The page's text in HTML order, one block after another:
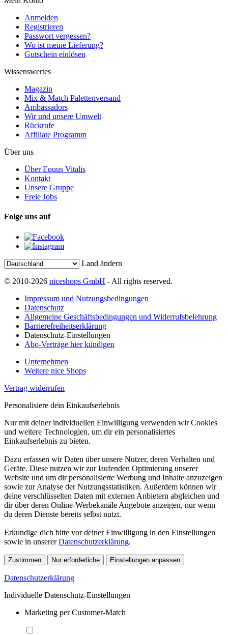
Anmelden
Registrieren
Passwort vergessen?
Wo ist meine Lieferung?
Gutschein einlösen
Wissenswertes
Magazin
Mix & Match Palettenversand
Ambassadors
Wir und unsere Umwelt
Rückrufe
Affiliate Programm
Über uns
Über Equus Vitalis
Kontakt
Unsere Gruppe
Freie Jobs
Folge uns auf
Land ändern
© 2010-2026 niceshops GmbH - All rights reserved.
Impressum und Nutzungsbedingungen
Datenschutz
Allgemeine Geschäftsbedingungen und Widerrufsbelehrung
Barrierefreiheitserklärung
Datenschutz-Einstellungen
Abo-Verträge hier kündigen
Unternehmen
Weitere nice Shops
Vertrag widerrufen
Personalisiere dein Einkaufserlebnis
Nur mit deiner individuellen Einwilligung verwenden wir Cookies
und weitere Technologien, um dir ein personalisiertes
Einkaufserlebnis zu bieten.
Dazu erfassen wir Daten über unsere Nutzer, deren Verhalten und
Geräte. Diese nutzen wir zur laufenden Optimierung unserer
Website und um dir personalisierte Werbung und Inhalte anzuzeigen
sowie zur Analyse der Nutzungsstatistiken. Außerdem können wir
deine verschlüsselten Daten mit externen Anbietern abgleichen und
dir über deren Online-Werbekanäle Angebote anzeigen, nur wenn
du deren Dienste bereits selbst nutzt.
Erkundige dich bitte vor deiner Einwilligung in den Einstellungen
sowie in unsererDatenschutzerklärung.
Zustimmen Nur erforderliche Einstellungen anpassen
Datenschutzerklärung
Individuelle Datenschutz-Einstellungen
Marketing per Customer-Match